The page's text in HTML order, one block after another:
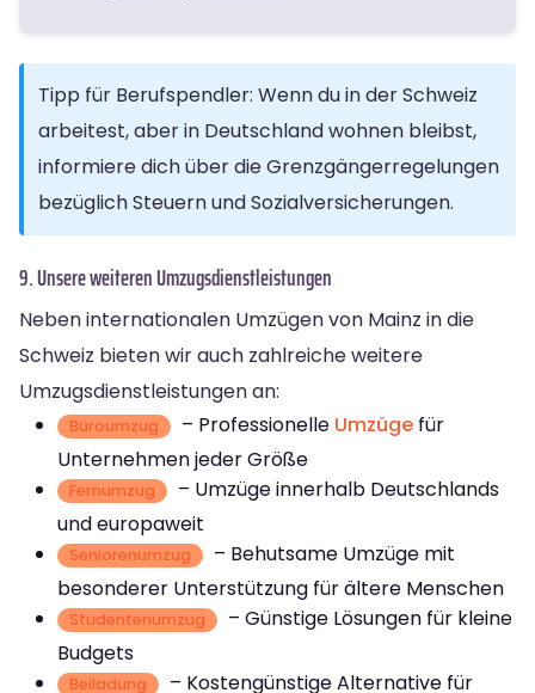
Tipp für Berufspendler: Wenn du in der Schweiz
arbeitest, aber in Deutschland wohnen bleibst,
informiere dich über die Grenzgängerregelungen
bezüglich Steuern und Sozialversicherungen.
9. Unsere weiteren Umzugsdienstleistungen
Neben internationalen Umzügen von Mainz in die
Schweiz bieten wir auch zahlreiche weitere
Umzugsdienstleistungen an:
Büroumzug – Professionelle Umzüge für
Unternehmen jeder Größe
Fernumzug
– Umzüge innerhalb Deutschlands
und europaweit
Seniorenumzug
– Behutsame Umzüge mit
besonderer Unterstützung für ältere Menschen
Studentenumzug
– Günstige Lösungen für kleine
Budgets
Beiladung – Kostengünstige Alternative für